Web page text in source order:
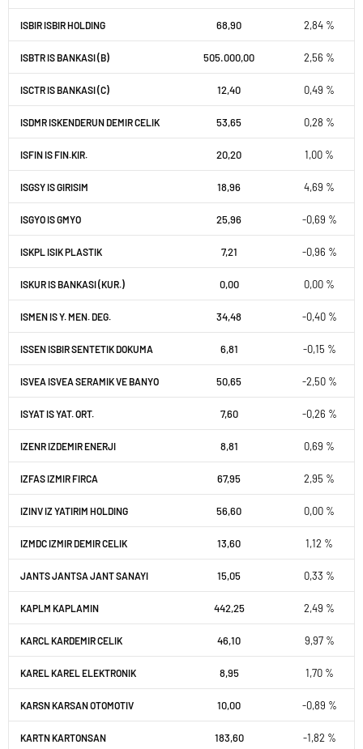
ISBIR ISBIR HOLDING 68,90 2,84 %
ISBTR IS BANKASI (B) 505.000,00 2,56 %
ISCTR IS BANKASI (C) 12,40 0,49 %
ISDMR ISKENDERUN DEMIR CELIK 53,65 0,28 %
ISFIN IS FIN.KIR. 20,20 1,00 %
ISGSY IS GIRISIM 18,96 4,69 %
ISGYO IS GMYO 25,96 -0,69 %
ISKPL ISIK PLASTIK 7,21 -0,96 %
ISKUR IS BANKASI (KUR.) 0,00 0,00 %
ISMEN IS Y. MEN. DEG. 34,48 -0,40 %
ISSEN ISBIR SENTETIK DOKUMA 6,81 -0,15 %
ISVEA ISVEA SERAMIK VE BANYO 50,65 -2,50 %
ISYAT IS YAT. ORT. 7,60 -0,26 %
IZENR IZDEMIR ENERJI 8,81 0,69 %
IZFAS IZMIR FIRCA 67,95 2,95 %
IZINV IZ YATIRIM HOLDING 56,60 0,00 %
IZMDC IZMIR DEMIR CELIK 13,60 1,12 %
JANTS JANTSA JANT SANAYI 15,05 0,33 %
KAPLM KAPLAMIN 442,25 2,49 %
KARCL KARDEMIR CELIK 46,10 9,97 %
KAREL KAREL ELEKTRONIK 8,95 1,70 %
KARSN KARSAN OTOMOTIV 10,00 -0,89 %
KARTN KARTONSAN 183,60 -1,82 %